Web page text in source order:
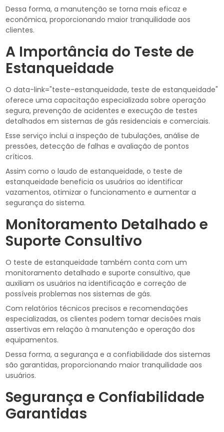
Dessa forma, a manutenção se torna mais eficaz e
econômica, proporcionando maior tranquilidade aos
clientes.
A Importância do Teste de
Estanqueidade
O data-link="teste-estanqueidade, teste de estanqueidade"
oferece uma capacitação especializada sobre operação
segura, prevenção de acidentes e execução de testes
detalhados em sistemas de gás residenciais e comerciais.
Esse serviço inclui a inspeção de tubulações, análise de
pressões, detecção de falhas e avaliação de pontos
críticos.
Assim como o laudo de estanqueidade, o teste de
estanqueidade beneficia os usuários ao identificar
vazamentos, otimizar o funcionamento e aumentar a
segurança do sistema.
Monitoramento Detalhado e
Suporte Consultivo
O teste de estanqueidade também conta com um
monitoramento detalhado e suporte consultivo, que
auxiliam os usuários na identificação e correção de
possíveis problemas nos sistemas de gás.
Com relatórios técnicos precisos e recomendações
especializadas, os clientes podem tomar decisões mais
assertivas em relação à manutenção e operação dos
equipamentos.
Dessa forma, a segurança e a confiabilidade dos sistemas
são garantidas, proporcionando maior tranquilidade aos
usuários.
Segurança e Confiabilidade
Garantidas